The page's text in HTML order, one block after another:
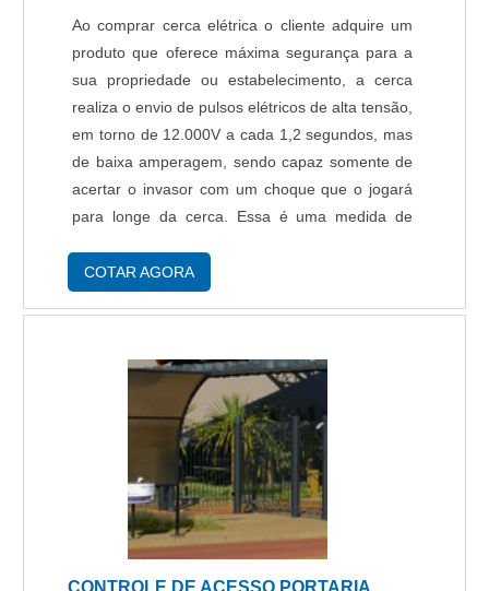
Ao comprar cerca elétrica o cliente adquire um
produto que oferece máxima segurança para a
sua propriedade ou estabelecimento, a cerca
realiza o envio de pulsos elétricos de alta tensão,
em torno de 12.000V a cada 1,2 segundos, mas
de baixa amperagem, sendo capaz somente de
acertar o invasor com um choque que o jogará
para longe da cerca. Essa é uma medida de
independente do ramo ou porte, no mo....
COTAR AGORA
CONTROLE DE ACESSO PORTARIA